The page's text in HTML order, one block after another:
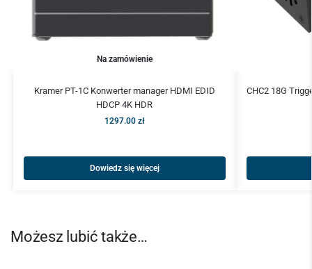
Na zamówienie
Kramer PT-1C Konwerter manager HDMI EDID
HDCP 4K HDR
1297.00 zł
Dowiedz się więcej
CHC2 18G
Możesz lubić także…